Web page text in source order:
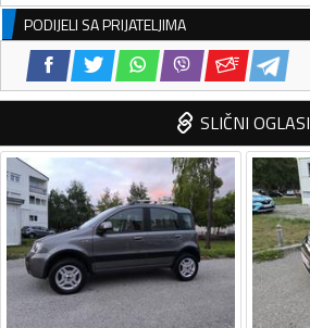
PODIJELI SA PRIJATELJIMA
SLIČNI OGLASI